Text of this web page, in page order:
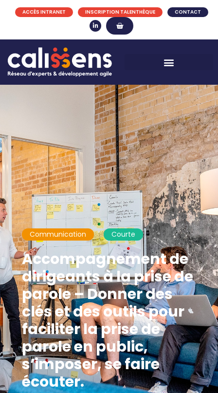
ACCÈS INTRANET INSCRIPTION TALENTHÈQUE CONTACT
Communication Courte
Accompagnement de
dirigeants à la prise de
parole – Donner des
clés et des outils pour
faciliter la prise de
parole en public,
s’imposer, se faire
écouter.